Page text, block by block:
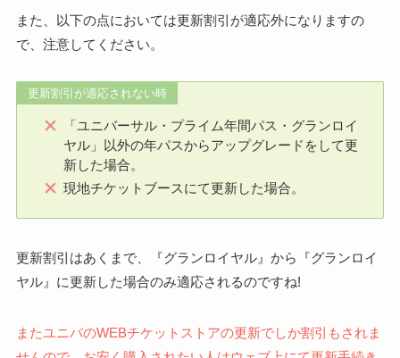
また、以下の点においては更新割引が適応外になりますの
で、注意してください。
更新割引が適応されない時
「ユニバーサル・プライム年間パス・グランロイ
ヤル」以外の年パスからアップグレードをして更
新した場合。
現地チケットブースにて更新した場合。
更新割引はあくまで、『グランロイヤル』から『グランロイ
ヤル』に更新した場合のみ適応されるのですね!
またユニバのWEBチケットストアの更新でしか割引もされま